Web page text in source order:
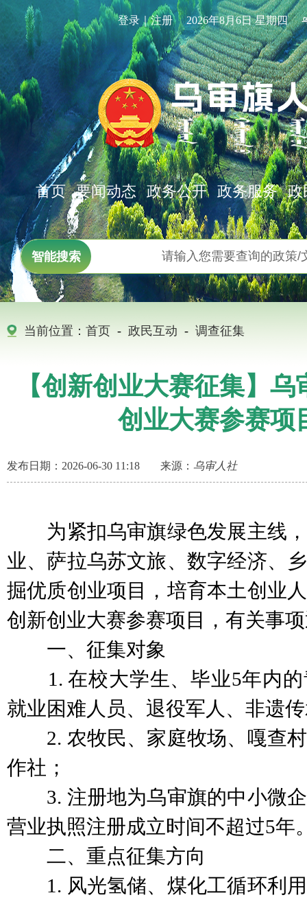
登录｜注册 2026年8月6日 星期四
首页 要闻动态 政务公开 政务服务 政
智能搜索
当前位置： 首页 - 政民互动 - 调查征集
【创新创业大赛征集】
创业大赛参赛项
发布日期：2026-06-30 11:18 来源： 乌审人社
为紧扣乌审旗绿色发展主线，
业、萨拉乌苏文旅、数字经济、
掘优质创业项目，培育本土创业
创新创业大赛参赛项目，有关事
一、征集对象
1. 在校大学生、毕业5年内的
就业困难人员、退役军人、非遗
2. 农牧民、家庭牧场、嘎查村
作社；
3. 注册地为乌审旗的中小微企
营业执照注册成立时间不超过5年
二、重点征集方向
1. 风光氢储、煤化工循环利用